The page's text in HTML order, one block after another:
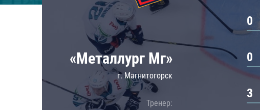
Локомотив
ЦСКА
Шанхайские Драконы
«Металлург Мг»
г. Магнитогорск
Тренер:
0
0
3